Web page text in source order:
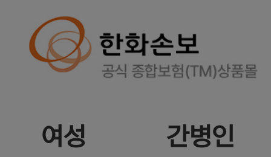
여성 간병인